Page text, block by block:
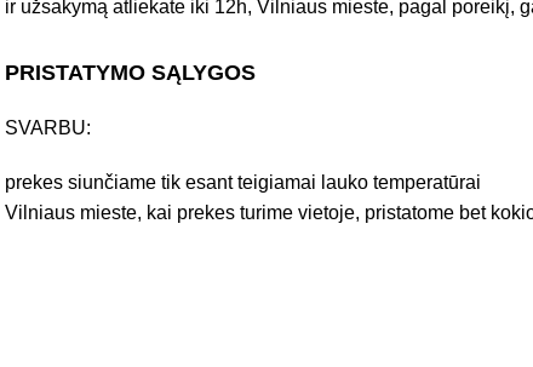
ir užsakymą atliekate iki 12h, Vilniaus mieste, pagal poreikį,
PRISTATYMO SĄLYGOS
SVARBU:
prekes siunčiame tik esant teigiamai lauko temperatūrai
Vilniaus mieste, kai prekes turime vietoje, pristatome bet